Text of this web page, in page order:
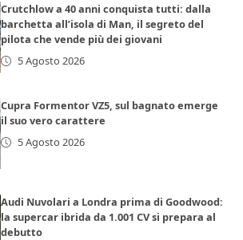
Crutchlow a 40 anni conquista tutti: dalla
barchetta all’isola di Man, il segreto del
pilota che vende più dei giovani
5 Agosto 2026
Cupra Formentor VZ5, sul bagnato emerge
il suo vero carattere
5 Agosto 2026
Audi Nuvolari a Londra prima di Goodwood:
la supercar ibrida da 1.001 CV si prepara al
debutto